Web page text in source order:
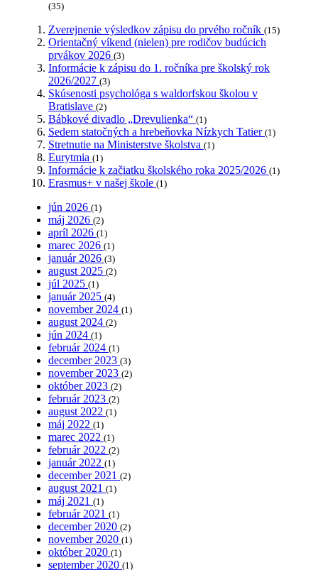
(35)
Zverejnenie výsledkov zápisu do prvého ročník (15)
Orientačný víkend (nielen) pre rodičov budúcich
prvákov 2026 (3)
Informácie k zápisu do 1. ročníka pre školský rok
2026/2027 (3)
Skúsenosti psychológa s waldorfskou školou v
Bratislave (2)
Bábkové divadlo „Drevulienka“ (1)
Sedem statočných a hrebeňovka Nízkych Tatier (1)
Stretnutie na Ministerstve školstva (1)
Eurytmia (1)
Informácie k začiatku školského roka 2025/2026 (1)
Erasmus+ v našej škole (1)
jún 2026 (1)
máj 2026 (2)
apríl 2026 (1)
marec 2026 (1)
január 2026 (3)
august 2025 (2)
júl 2025 (1)
január 2025 (4)
november 2024 (1)
august 2024 (2)
jún 2024 (1)
február 2024 (1)
december 2023 (3)
november 2023 (2)
október 2023 (2)
február 2023 (2)
august 2022 (1)
máj 2022 (1)
marec 2022 (1)
február 2022 (2)
január 2022 (1)
december 2021 (2)
august 2021 (1)
máj 2021 (1)
február 2021 (1)
december 2020 (2)
november 2020 (1)
október 2020 (1)
september 2020 (1)